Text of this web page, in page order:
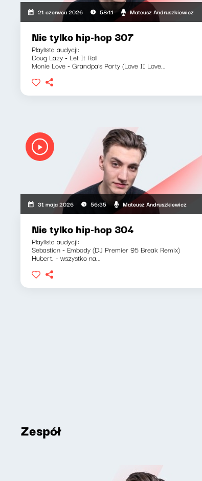
21 czerwca 2026 58:11 Mateusz Andruszkiewicz
Nie tylko hip-hop 307
Playlista audycji:
Doug Lazy - Let It Roll
Monie Love - Grandpa's Party (Love II Love...
31 maja 2026 56:35 Mateusz Andruszkiewicz
Nie tylko hip-hop 304
Playlista audycji:
Sebastian - Embody (DJ Premier 95 Break Remix)
Hubert. - wszystko na...
Zespół